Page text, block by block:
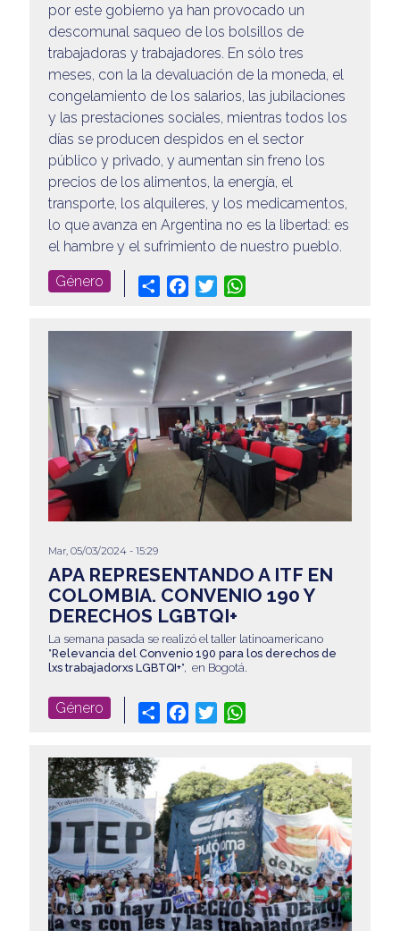
por este gobierno ya han provocado un
descomunal saqueo de los bolsillos de
trabajadoras y trabajadores. En sólo tres
meses, con la la devaluación de la moneda, el
congelamiento de los salarios, las jubilaciones
y las prestaciones sociales, mientras todos los
días se producen despidos en el sector
público y privado, y aumentan sin freno los
precios de los alimentos, la energía, el
transporte, los alquileres, y los medicamentos,
lo que avanza en Argentina no es la libertad: es
el hambre y el sufrimiento de nuestro pueblo.
Género Share Facebook
Twitter
Mar, 05/03/2024 - 15:29
APA REPRESENTANDO A ITF EN
COLOMBIA. CONVENIO 190 Y
DERECHOS LGBTQI+
La semana pasada se realizó el taller latinoamericano
"Relevancia del Convenio 190 para los derechos de
lxs trabajadorxs LGBTQI+", en Bogotá.
Género Share Facebook
Twitter